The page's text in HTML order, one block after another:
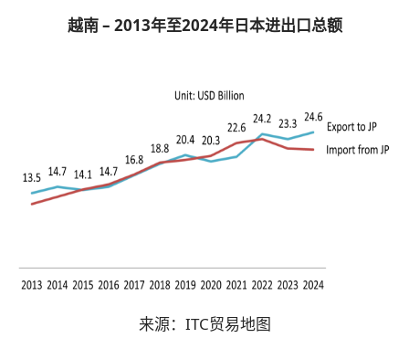
越南– 2013年至2024年日本进出口总额
来源：ITC贸易地图